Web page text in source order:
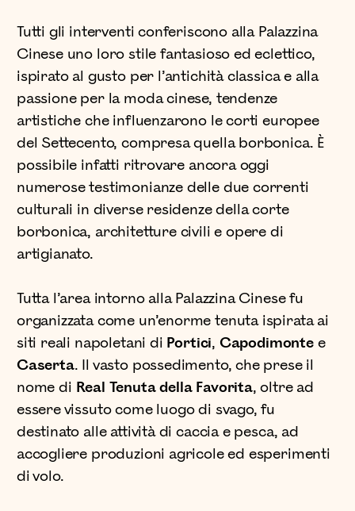
Tutti gli interventi conferiscono alla Palazzina
Cinese uno loro stile fantasioso ed eclettico,
ispirato al gusto per l’antichità classica e alla
passione per la moda cinese, tendenze
artistiche che influenzarono le corti europee
del Settecento, compresa quella borbonica. È
possibile infatti ritrovare ancora oggi
numerose testimonianze delle due correnti
culturali in diverse residenze della corte
borbonica, architetture civili e opere di
artigianato.
Tutta l’area intorno alla Palazzina Cinese fu
organizzata come un’enorme tenuta ispirata ai
siti reali napoletani di Portici, Capodimonte e
Caserta. Il vasto possedimento, che prese il
nome di Real Tenuta della Favorita, oltre ad
essere vissuto come luogo di svago, fu
destinato alle attività di caccia e pesca, ad
accogliere produzioni agricole ed esperimenti
di volo.